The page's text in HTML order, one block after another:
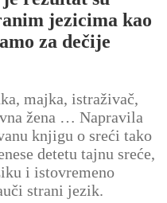
jezicima kao
za dečije
majka, istraživač,
žena … Napravila
knjigu o sreći tako
detetu tajnu sreće,
i istovremeno
strani jezik.